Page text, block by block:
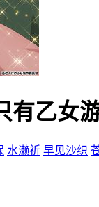
有乙女
水濑祈 早见沙织